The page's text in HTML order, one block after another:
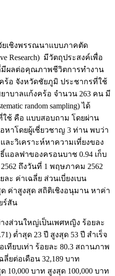
ชิงพรรณนาแบบภาคตัด
Research) มีวัตถุประสงค์เพื่อ
ลต่อคุณภาพชีวิตการทำงาน
ร้อ จังหวัดชัยภูมิ ประชากรที่ใช้
าบาลแก้งคร้อ จำนวน 263 คน มี
random sampling) ได้
ใช้ คือ แบบสอบถาม โดยผ่าน
หาโดยผู้เชี่ยวชาญ 3 ท่าน พบว่า
ละวิเคราะห์หาความเที่ยงของ
อลฟาของครอนบาช 0.94 เก็บ
ถึงวันที่ 1 พฤษภาคม 2562
ะ ค่าเฉลี่ย ส่วนเบี่ยงเบน
ค่าสูงสุด สถิติเชิงอนุมาน หาค่า
ร์สัน
งส่วนใหญ่เป็นเพศหญิง ร้อยละ
ต่ำสุด 23 ปี สูงสุด 53 ปี สำเร็จ
ทียบเท่า ร้อยละ 80.3 สถานภาพ
ยต่อเดือน 32,189 บาท
10,000 บาท สูงสุด 100,000 บาท